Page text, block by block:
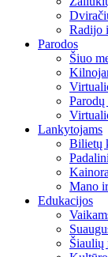
Radijo
Parodos
Šiuo
Parodų
Lankytojams
Bilietų
Mano
Edukacijos
Šiaulių